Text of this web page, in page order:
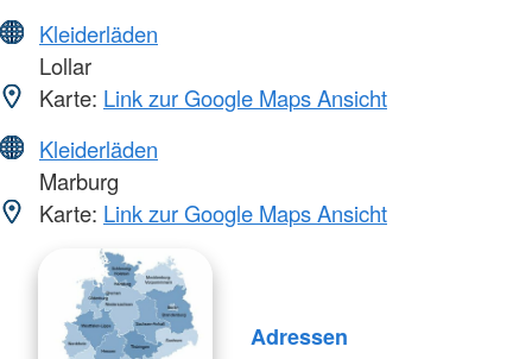
Kleiderläden
Lollar
Karte: Link zur Google Maps Ansicht
Kleiderläden
Marburg
Karte: Link zur Google Maps Ansicht
Adressen